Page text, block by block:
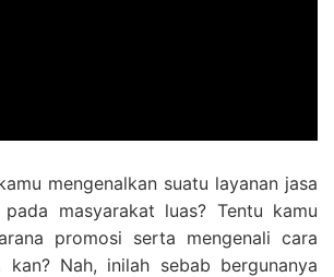
mengenalkan suatu layanan jasa
masyarakat luas? Tentu kamu
promosi serta mengenali cara
kan? Nah, inilah sebab bergunanya